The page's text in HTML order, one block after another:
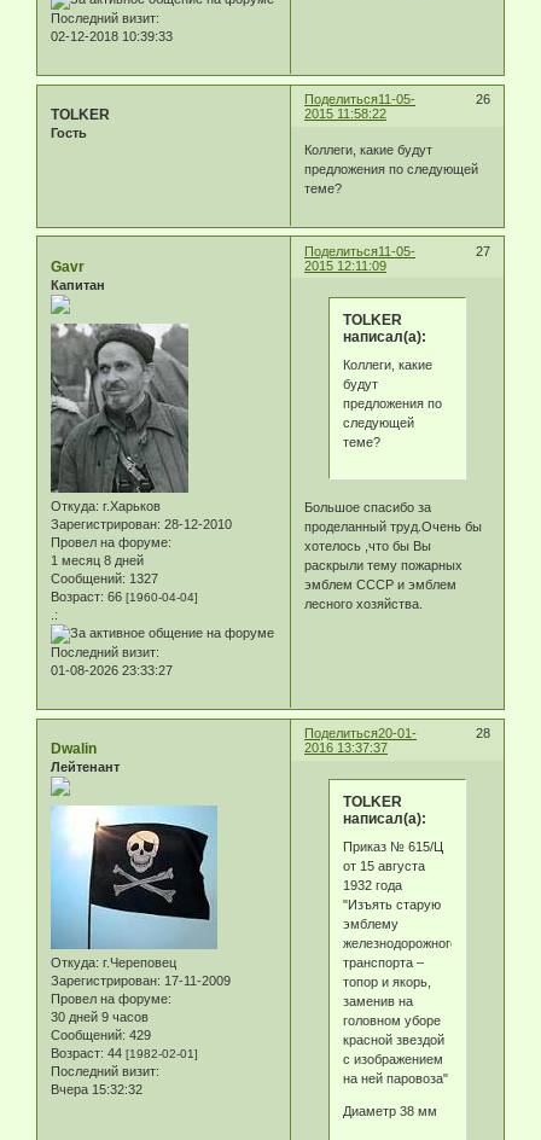
Последний визит:
02-12-2018 10:39:33
Поделиться 26
11-05-
2015 11:58:22
TOLKER
Гость
Коллеги, какие будут
предложения по следующей
теме?
Поделиться 27
11-05-
2015 12:11:09
Gavr
Капитан
Откуда: г.Харьков
Зарегистрирован: 28-12-2010
Провел на форуме:
1 месяц 8 дней
Сообщений: 1327
Возраст: 66 [1960-04-04]
.:
Последний визит:
01-08-2026 23:33:27
TOLKER
написал(а):
Коллеги, какие
будут
предложения по
следующей
теме?
Большое спасибо за
проделанный труд.Очень бы
хотелось ,что бы Вы
раскрыли тему пожарных
эмблем СССР и эмблем
лесного хозяйства.
Поделиться 28
20-01-
2016 13:37:37
Dwalin
Лейтенант
Откуда: г.Череповец
Зарегистрирован: 17-11-2009
Провел на форуме:
30 дней 9 часов
Сообщений: 429
Возраст: 44 [1982-02-01]
Последний визит:
Вчера 15:32:32
TOLKER
написал(а):
Приказ № 615/Ц
от 15 августа
1932 года
"Изъять старую
эмблему
железнодорожного
транспорта –
топор и якорь,
заменив на
головном уборе
красной звездой
с изображением
на ней паровоза"
Диаметр 38 мм